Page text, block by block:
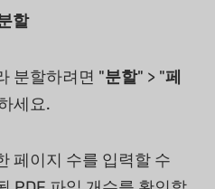
할
분할하려면 "분할" > "페
세요.
페이지 수를 입력할 수